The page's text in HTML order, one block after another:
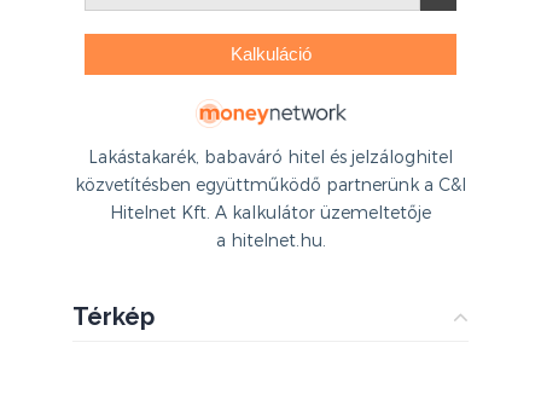
Lakástakarék, babaváró hitel és jelzáloghitel
közvetítésben együttműködő partnerünk a C&I
Hitelnet Kft. A kalkulátor üzemeltetője
a hitelnet.hu.
Térkép